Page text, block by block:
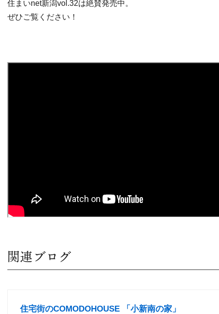
住まいnet新潟vol.32は絶賛発売中。
ぜひご覧ください！
関連ブログ
住宅街のCOMODOHOUSE 「小新南の家」